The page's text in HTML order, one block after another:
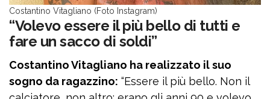
Costantino Vitagliano (Foto Instagram)
“Volevo essere il più bello di tutti e
fare un sacco di soldi”
Costantino Vitagliano ha realizzato il suo
sogno da ragazzino: “Essere il più bello. Non il